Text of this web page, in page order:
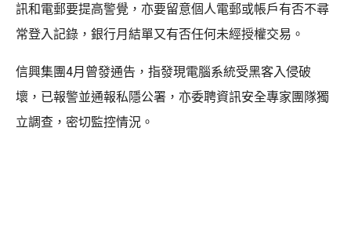
訊和電郵要提高警覺，亦要留意個人電郵或帳戶有否不尋
常登入記錄，銀行月結單又有否任何未經授權交易。
信興集團4月曾發通告，指發現電腦系統受黑客入侵破
壞，已報警並通報私隱公署，亦委聘資訊安全專家團隊獨
立調查，密切監控情況。